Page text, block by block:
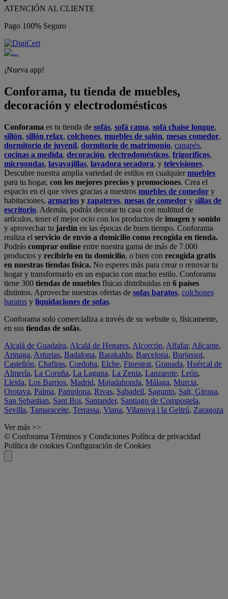
ATENCIÓN AL CLIENTE
Pago 100% Seguro
¡Nueva app!
Conforama, tu tienda de muebles,
decoración y electrodomésticos
Conforama es tu tienda de sofás, sofá cama, sofá chaise longue,
sillón, sillón relax, colchones, muebles de salón, mesas comedor,
dormitorio de juvenil, dormitorio de matrimonio, canapés,
cocinas a medida, decoración, electrodomésticos, frigoríficos,
microondas, lavavajillas, lavadora secadora, y televisiones.
Descubre nuestra amplia variedad de estilos en cualquiermuebles
para tu hogar, con los mejores precios y promociones. Crea el
espacio en el que vives gracias a nuestros muebles de comedor y
habitaciones, armarios y zapateros, mesas de comedor y sillas de
escritorio. Además, podrás decorar tu casa con multitud de
artículos, tener el mejor ocio con los productos de imagen y sonido
y aprovechar tu jardín en las épocas de buen tiempo. Conforama
realiza el servicio de envío a domicilio como recogida en tienda.
Podrás comprar online entre nuestra gama de más de 7.000
productos y recibirlo en tu domicilio, o bien con recogida gratis
en nuestras tiendas física. No esperes más para crear o renovar tu
hogar y transformarlo en un espacio con mucho estilo. Conforama
tiene 300 tiendas de muebles físicas distribuidas en 6 países
distintos. Aproveche nuestras ofertas de sofas baratos, colchones
baratos y liquidaciones de sofas.
Conforama solo comercializa a través de su website o, físicamente,
en sus tiendas de sofás.
Alcalá de Guadaíra, Alcalá de Henares, Alcorcón, Alfafar, Alicante,
Arinaga, Asturias, Badalona, Barakaldo, Barcelona, Burjassot,
Castellón, Chafiras, Cordoba, Elche, Finestrat, Granada, Huércal de
Almería, La Coruña, La Laguna, La Zenia, Lanzarote, León,
Lleida, Los Barrios, Madrid, Majadahonda, Málaga, Murcia,
Orotava, Palma, Pamplona, Rivas, Sabadell, Sagunto, Salt, Girona,
San Sebastian, Sant Boi, Santander, Santiago de Compostela,
Sevilla, Tamaraceite, Terrassa, Viana, Vilanova i la Geltrú, Zaragoza
Ver más >>
© Conforama Términos y Condiciones Política de privacidad
Política de cookies Configuración de Cookies